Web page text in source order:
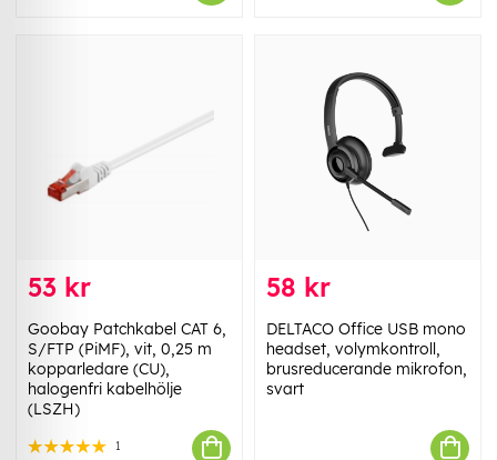
53 kr
Goobay Patchkabel CAT 6,
S/FTP (PiMF), vit, 0,25 m
kopparledare (CU),
halogenfri kabelhölje
(LSZH)
1
58 kr
DELTACO Office USB mono
headset, volymkontroll,
brusreducerande mikrofon,
svart